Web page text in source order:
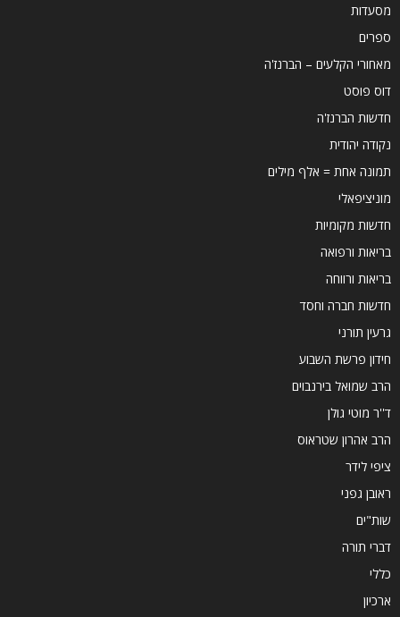
מסעדות
ספרים
מאחורי הקלעים – הברנז'ה
דוס פוסט
חדשות הברנז'ה
נקודה יהודית
תמונה אחת = אלף מילים
מוניציפאלי
חדשות מקומיות
בריאות ורפואה
בריאות ורווחה
חדשות חברה וחסד
גרעין תורני
חידון פרשת השבוע
הרב שמואל בירנבוים
ד''ר מוטי גולן
הרב אהרון שטראוס
ציפי לידר
ראובן גפני
שות"ים
דברי תורה
כללי
ארכיון